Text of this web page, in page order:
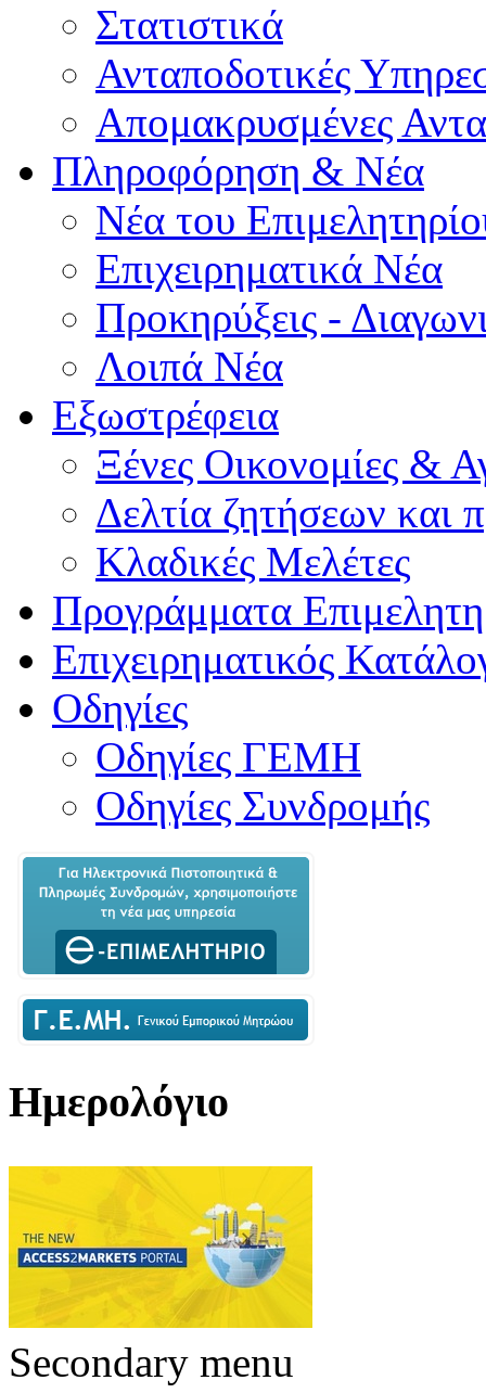
Στατιστικά
Ανταποδοτικές
Απομακρυσμένες
Πληροφόρηση & Νέα
Νέα του
Επιχειρηματικά Νέα
Προκηρύξεις -
Λοιπά Νέα
Εξωστρέφεια
Ξένες Οικονομίες &
Δελτία ζητήσεων
Κλαδικές Μελέτες
Προγράμματα
Επιχειρηματικός
Οδηγίες
Οδηγίες ΓΕΜΗ
Οδηγίες Συνδρομής
Ημερολόγιο
Secondary menu